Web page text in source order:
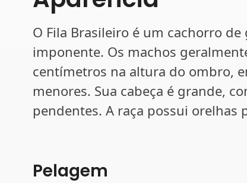
O Fila Brasileiro é um cachorro
imponente. Os machos
centímetros na altura do ombro,
menores. Sua cabeça é grande,
pendentes. A raça possui orelhas
Pelagem